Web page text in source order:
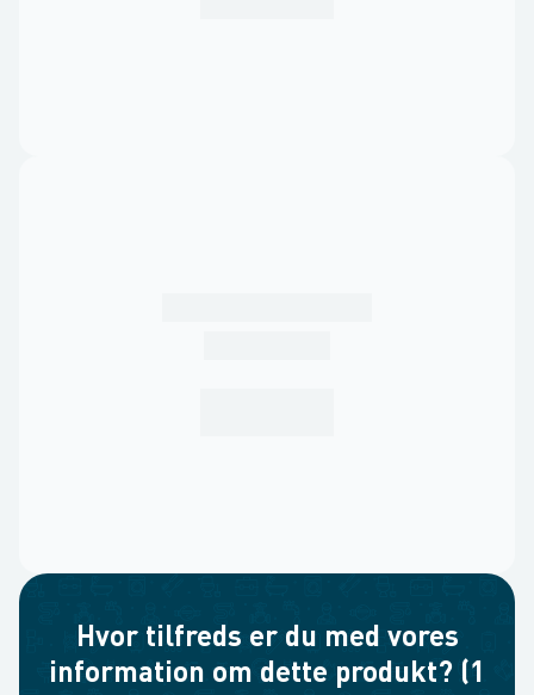
Hvor tilfreds er du med vores
information om dette produkt? (1